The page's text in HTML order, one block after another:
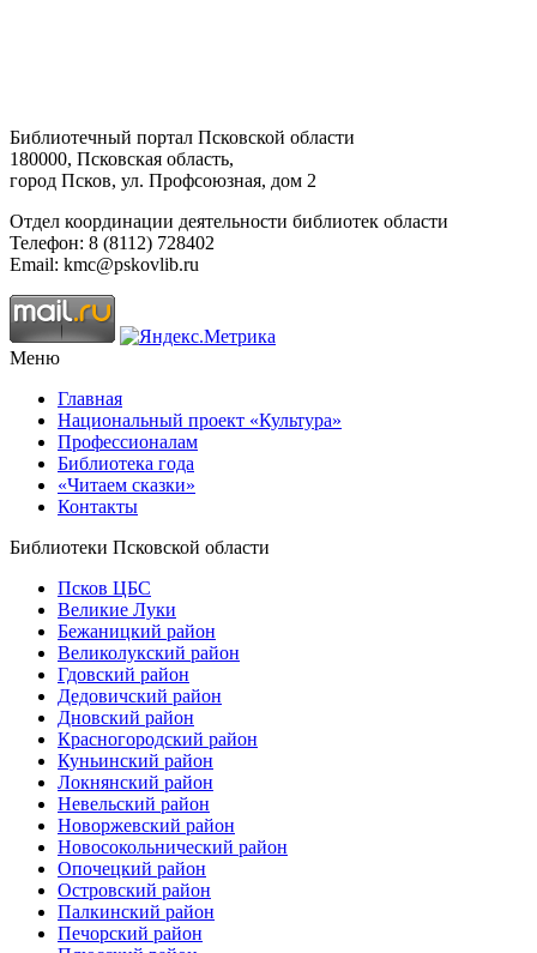
Библиотечный портал Псковской области
180000, Псковская область,
город Псков, ул. Профсоюзная, дом 2
Отдел координации деятельности библиотек области
Телефон: 8 (8112) 728402
Email: kmc@pskovlib.ru
Меню
Главная
Национальный проект «Культура»
Профессионалам
Библиотека года
«Читаем сказки»
Контакты
Библиотеки Псковской области
Псков ЦБС
Великие Луки
Бежаницкий район
Великолукский район
Гдовский район
Дедовичский район
Дновский район
Красногородский район
Куньинский район
Локнянский район
Невельский район
Новоржевский район
Новосокольнический район
Опочецкий район
Островский район
Палкинский район
Печорский район